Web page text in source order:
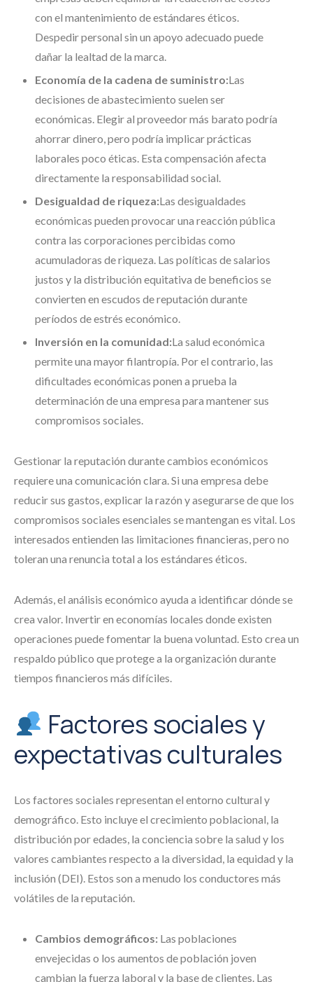
con el mantenimiento de estándares éticos.
Despedir personal sin un apoyo adecuado puede
dañar la lealtad de la marca.
Economía de la cadena de suministro:Las
decisiones de abastecimiento suelen ser
económicas. Elegir al proveedor más barato podría
ahorrar dinero, pero podría implicar prácticas
laborales poco éticas. Esta compensación afecta
directamente la responsabilidad social.
Desigualdad de riqueza:Las desigualdades
económicas pueden provocar una reacción pública
contra las corporaciones percibidas como
acumuladoras de riqueza. Las políticas de salarios
justos y la distribución equitativa de beneficios se
convierten en escudos de reputación durante
períodos de estrés económico.
Inversión en la comunidad:La salud económica
permite una mayor filantropía. Por el contrario, las
dificultades económicas ponen a prueba la
determinación de una empresa para mantener sus
compromisos sociales.
Gestionar la reputación durante cambios económicos
requiere una comunicación clara. Si una empresa debe
reducir sus gastos, explicar la razón y asegurarse de que los
compromisos sociales esenciales se mantengan es vital. Los
interesados entienden las limitaciones financieras, pero no
toleran una renuncia total a los estándares éticos.
Además, el análisis económico ayuda a identificar dónde se
crea valor. Invertir en economías locales donde existen
operaciones puede fomentar la buena voluntad. Esto crea un
respaldo público que protege a la organización durante
tiempos financieros más difíciles.
Factores sociales y
expectativas culturales
Los factores sociales representan el entorno cultural y
demográfico. Esto incluye el crecimiento poblacional, la
distribución por edades, la conciencia sobre la salud y los
valores cambiantes respecto a la diversidad, la equidad y la
inclusión (DEI). Estos son a menudo los conductores más
volátiles de la reputación.
Cambios demográficos: Las poblaciones
envejecidas o los aumentos de población joven
cambian la fuerza laboral y la base de clientes. Las